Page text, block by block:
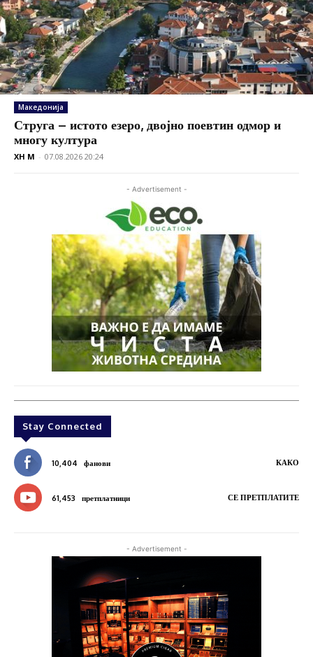
Македонија
Струга – истото езеро, двојно поевтин одмор и
многу култура
XH M - 07.08.2026 20:24
- Advertisement -
Stay Connected
10,404 фанови КАКО
61,453 претплатници СЕ ПРЕТПЛАТИТЕ
- Advertisement -